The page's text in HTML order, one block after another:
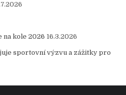
na kole 2026 16.3.2026
sportovní výzvu a zážitky pro